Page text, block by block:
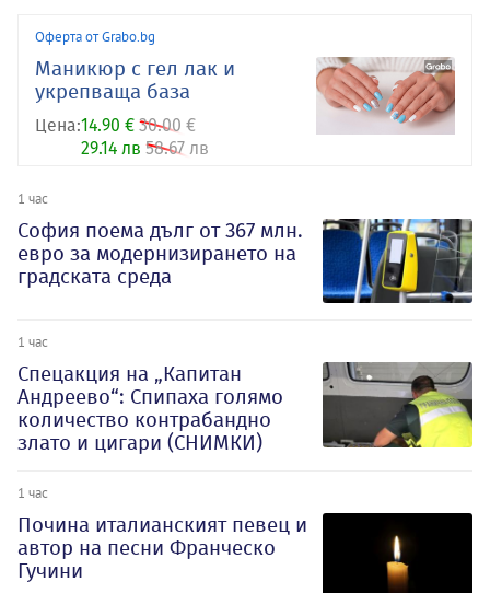
Оферта от Grabo.bg
Маникюр с гел лак и
укрепваща база
Цена:14.90 € 30.00 €
29.14 лв 58.67 лв
1 час
София поема дълг от 367 млн.
евро за модернизирането на
градската среда
1 час
Спецакция на „Капитан
Андреево“: Спипаха голямо
количество контрабандно
злато и цигари (СНИМКИ)
1 час
Почина италианският певец и
автор на песни Франческо
Гучини